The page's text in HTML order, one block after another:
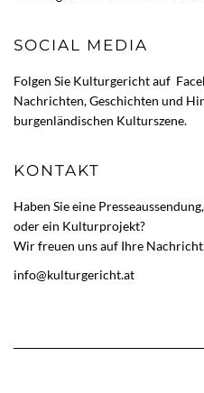
SOCIAL MEDIA
Folgen Sie Kulturgericht auf
Nachrichten, Geschichten und
burgenländischen Kulturszene.
KONTAKT
Haben Sie eine
oder ein Kulturprojekt?
Wir freuen uns auf Ihre
info@kulturgericht.at